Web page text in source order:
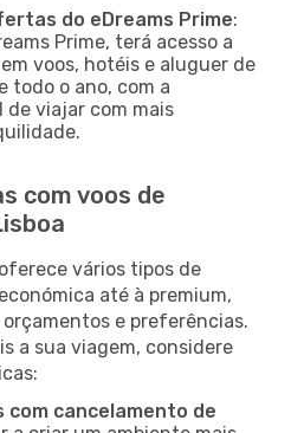
do eDreams Prime:
Prime, terá acesso a
voos, hotéis e aluguer de
todo o ano, com a
viajar com mais
com voos de
vários tipos de
até à premium,
e preferências.
a sua viagem, considere
com cancelamento de